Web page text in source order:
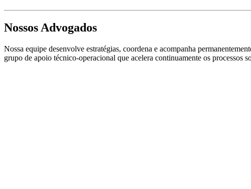
Nossos Advogados
Nossa equipe desenvolve estratégias, coordena e acompanha
grupo de apoio técnico-operacional que acelera continuamente os processos